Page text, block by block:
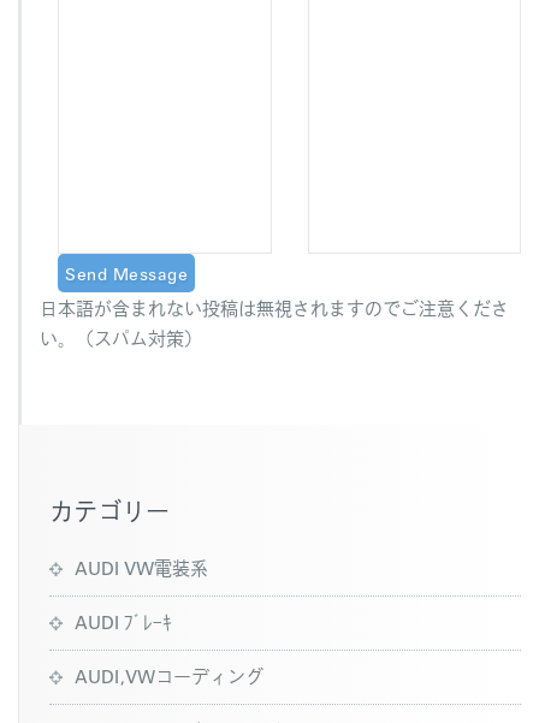
日本語が含まれない投稿は無視されますのでご注意くださ
い。（スパム対策）
カテゴリー
AUDI VW電装系
AUDI ﾌﾞﾚｰｷ
AUDI,VWコーディング